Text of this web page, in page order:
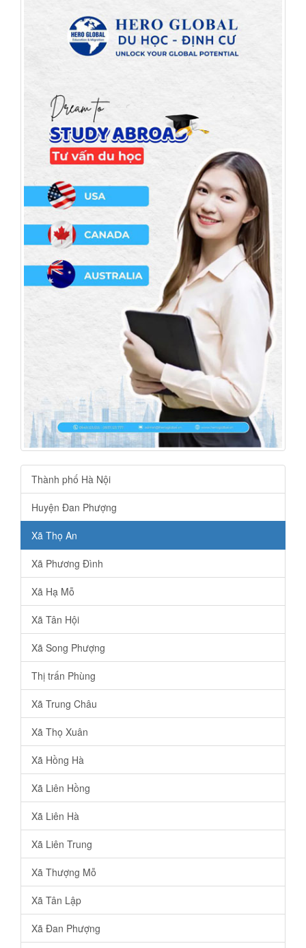
Thành phố Hà Nội
Huyện Đan Phượng
Xã Thọ An
Xã Phương Đình
Xã Hạ Mỗ
Xã Tân Hội
Xã Song Phượng
Thị trấn Phùng
Xã Trung Châu
Xã Thọ Xuân
Xã Hồng Hà
Xã Liên Hồng
Xã Liên Hà
Xã Liên Trung
Xã Thượng Mỗ
Xã Tân Lập
Xã Đan Phượng